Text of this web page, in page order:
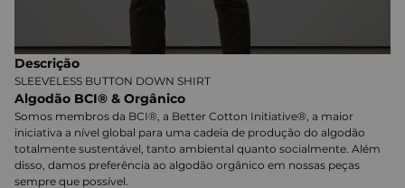
Descrição
SLEEVELESS BUTTON DOWN SHIRT
Algodão BCI® & Orgânico
Somos membros da BCI®, a Better Cotton Initiative®, a maior
iniciativa a nível global para uma cadeia de produção do algodão
totalmente sustentável, tanto ambiental quanto socialmente. Além
disso, damos preferência ao algodão orgânico em nossas peças
sempre que possível.